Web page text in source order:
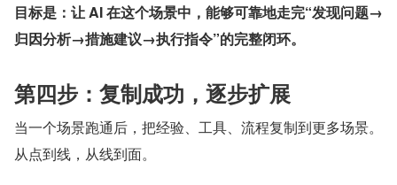
目标是：让 AI 在这个场景中，能够可靠地走完“发现问题→
归因分析→措施建议→执行指令”的完整闭环。
第四步：复制成功，逐步扩展
当一个场景跑通后，把经验、工具、流程复制到更多场景。
从点到线，从线到面。